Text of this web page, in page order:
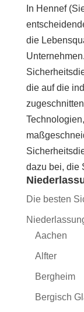
In Hennef
die
die auf die
dazu bei, die
Die besten
Aachen
Alfter
Bergheim
Bergisch